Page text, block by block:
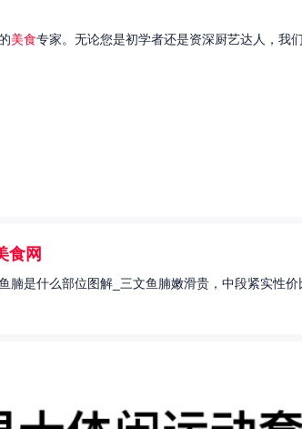
美食专家。无论您是初学者还是资深厨艺达人，我
食网
是什么部位图解_三文鱼腩嫩滑贵，中段紧实性